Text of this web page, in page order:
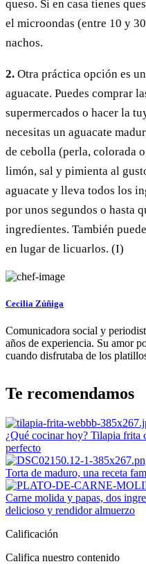
queso. Si en casa tienes
el microondas (entre 10 y
nachos.
2. Otra práctica opción es
aguacate. Puedes comprar
supermercados o hacer la
necesitas un aguacate
de cebolla (perla, colorada
limón, sal y pimienta al
aguacate y lleva todos los
por unos segundos o hasta
ingredientes. También
en lugar de licuarlos. (I)
Cecilia Zúñiga
Comunicadora social y
años de experiencia. Su amor
cuando disfrutaba de los
Te recomendamos
¿Qué cocinar hoy? Tilapia frita
perfecto
Torta de maduro, una receta
Carne molida y papas, dos
delicioso y rendidor almuerzo
Calificación
Califica nuestro contenido